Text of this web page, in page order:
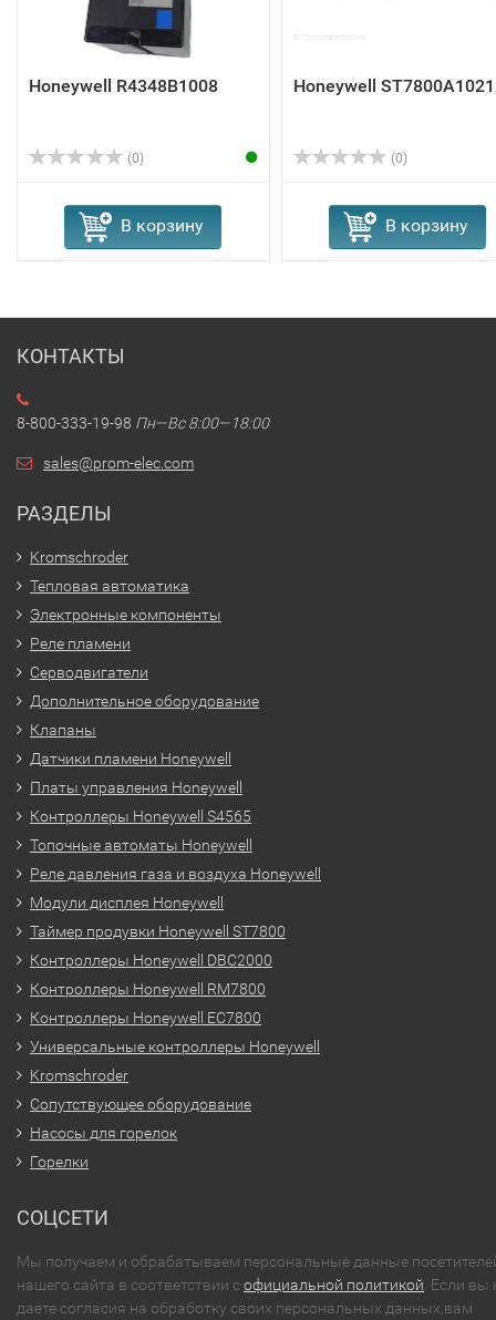
Honeywell R4348B1008
(0)
В корзину
Honeywell ST7800A1021
(0)
В корзину
КОНТАКТЫ
8-800-333-19-98 Пн—Вс 8:00—18:00
sales@prom-elec.com
РАЗДЕЛЫ
Kromschroder
Тепловая автоматика
Электронные компоненты
Реле пламени
Серводвигатели
Дополнительное оборудование
Клапаны
Датчики пламени Honeywell
Платы управления Honeywell
Контроллеры Honeywell S4565
Топочные автоматы Honeywell
Реле давления газа и воздуха Honeywell
Модули дисплея Honeywell
Таймер продувки Honeywell ST7800
Контроллеры Honeywell DBC2000
Контроллеры Honeywell RM7800
Контроллеры Honeywell EC7800
Универсальные контроллеры Honeywell
Kromschroder
Сопутствующее оборудование
Насосы для горелок
Горелки
СОЦСЕТИ
Мы получаем и обрабатываем персональные данные
нашего сайта в соответствии софициальной политикой . Если вы
даете согласия на обработку своих персональных данных,вам